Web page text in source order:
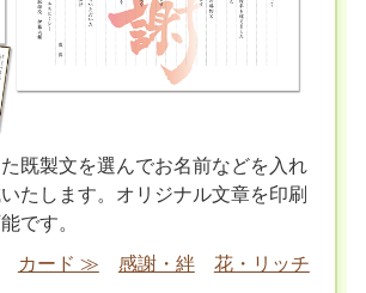
既製文を選んでお名前などを入れ
たします。オリジナル文章を印刷
です。
カード ≫
感謝・絆
花・リッチ